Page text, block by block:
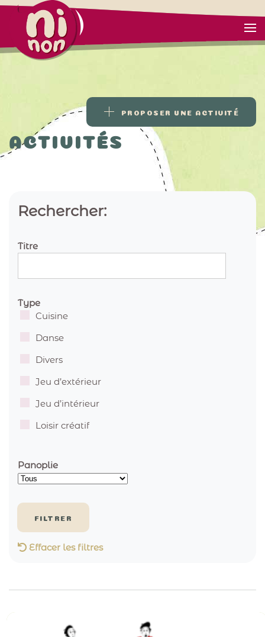
PROPOSER UNE ACTIVITÉ
ACTIVITÉS
Rechercher:
Titre
Type
Cuisine
Danse
Divers
Jeu d’extérieur
Jeu d’intérieur
Loisir créatif
Panoplie
Effacer les filtres